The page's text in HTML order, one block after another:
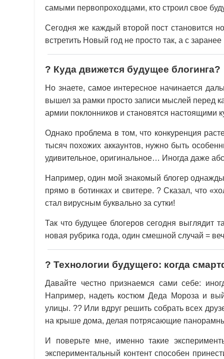
самыми первопроходцами, кто строил свое
Сегодня же каждый второй пост становится
встретить Новый год не просто так, а с
? Куда движется будущее блогинга?
Но знаете, самое интересное начинается
вышел за рамки просто записи мыслей перед
армии поклонников и становятся настоящими
Однако проблема в том, что конкуренция
тысяч похожих аккаунтов, нужно быть
удивительное, оригинальное… Иногда даже
Например, один мой знакомый блогер
прямо в ботинках и свитере. ? Сказал, что
стал вирусным буквально за сутки!
Так что будущее блогеров сегодня
новая рубрика года, один смешной случай =
? Технологии будущего: когда
Давайте честно признаемся сами себе:
Например, надеть костюм Деда Мороза и
улицы. ?? Или вдруг решить собрать всех
на крыше дома, делая потрясающие
И поверьте мне, именно такие
экспериментальный контент способен